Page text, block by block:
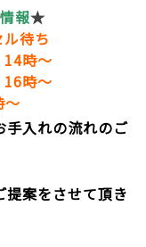
報★
待ち
時～
時～
手入れの流れのご
提案をさせて頂き